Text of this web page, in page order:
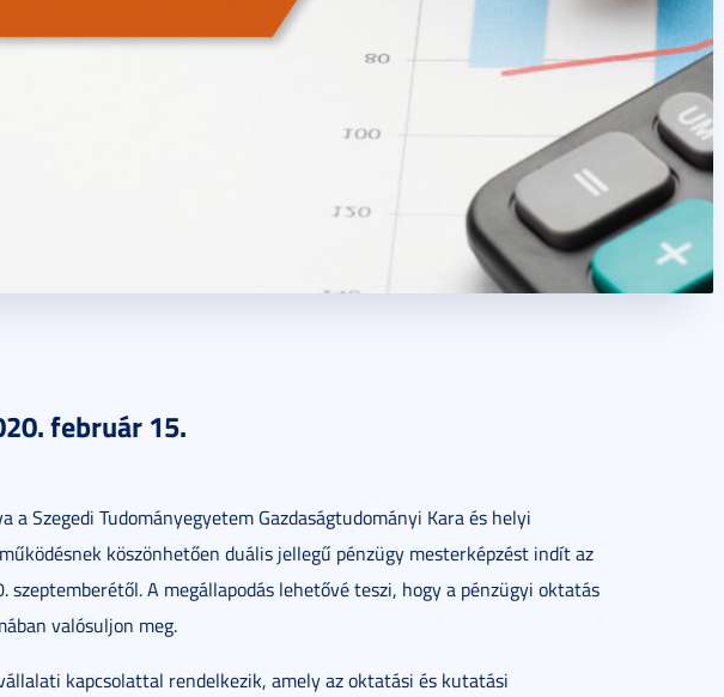
február 15.
a Szegedi Tudományegyetem Gazdaságtudományi Kara és helyi
köszönhetően duális jellegű pénzügy mesterképzést indít az
szeptemberétől. A megállapodás lehetővé teszi, hogy a pénzügyi oktatás
valósuljon meg.
kapcsolattal rendelkezik, amely az oktatási és kutatási